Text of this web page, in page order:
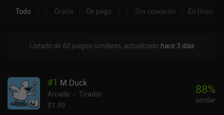
Todo Gratis De pago Sin conexión En línea
Listado de 60 juegos similares, actualizado hace 3 días
#1 M.Duck
Arcade
Tirador
$1.99
88%
similar